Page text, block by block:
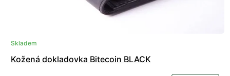
Skladem
Kožená dokladovka Bitecoin BLACK